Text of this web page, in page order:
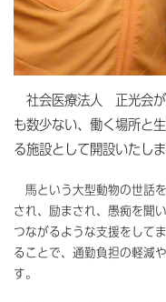
社会医療法人 正光会が
も数少ない、働く場所と
る施設として開設いたしま
馬という大型動物の世話
され、励まされ、愚痴を聞
つながるような支援をして
ることで、通勤負担の軽減
す。